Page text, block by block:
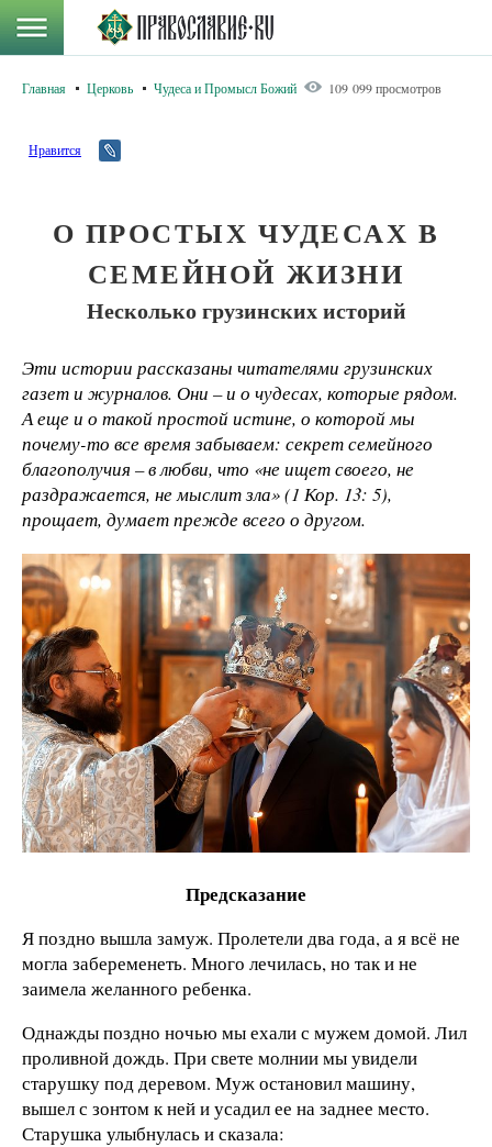
Главная Церковь Чудеса и Промысл Божий 109 099 просмотров
Нравится
О ПРОСТЫХ ЧУДЕСАХ В
СЕМЕЙНОЙ ЖИЗНИ
Несколько грузинских историй
Эти истории рассказаны читателями грузинских
газет и журналов. Они – и о чудесах, которые рядом.
А еще и о такой простой истине, о которой мы
почему-то все время забываем: секрет семейного
благополучия – в любви, что «не ищет своего, не
раздражается, не мыслит зла» (1 Кор. 13: 5),
прощает, думает прежде всего о другом.
Предсказание
Я поздно вышла замуж. Пролетели два года, а я всё не
могла забеременеть. Много лечилась, но так и не
заимела желанного ребенка.
Однажды поздно ночью мы ехали с мужем домой. Лил
проливной дождь. При свете молнии мы увидели
старушку под деревом. Муж остановил машину,
вышел с зонтом к ней и усадил ее на заднее место.
Старушка улыбнулась и сказала: